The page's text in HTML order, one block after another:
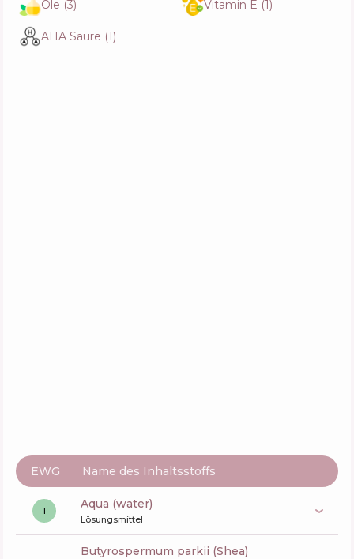
Öle (3) Vitamin E (1)
AHA Säure (1)
EWG Name des Inhaltsstoffs
1 aqua (water)
Lösungsmittel
butyrospermum parkii (Shea)